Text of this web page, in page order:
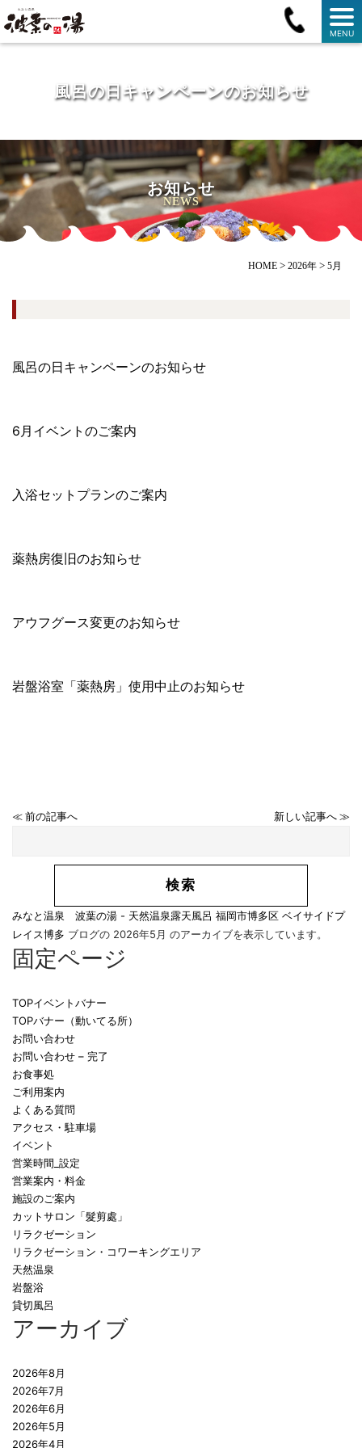
MENU
風呂の日キャンペーンのお知らせ
お知らせ
NEWS
HOME > 2026年 > 5月
風呂の日キャンペーンのお知らせ
6月イベントのご案内
入浴セットプランのご案内
薬熱房復旧のお知らせ
アウフグース変更のお知らせ
岩盤浴室「薬熱房」使用中止のお知らせ
≪ 前の記事へ 新しい記事へ ≫
みなと温泉 波葉の湯 - 天然温泉露天風呂 福岡市博多区 ベイサイドプ
レイス博多 ブログの 2026年5月 のアーカイブを表示しています。
固定ページ
TOPイベントバナー
TOPバナー（動いてる所）
お問い合わせ
お問い合わせ – 完了
お食事処
ご利用案内
よくある質問
アクセス・駐車場
イベント
営業時間_設定
営業案内・料金
施設のご案内
カットサロン「髮剪處」
リラクゼーション
リラクゼーション・コワーキングエリア
天然温泉
岩盤浴
貸切風呂
アーカイブ
2026年8月
2026年7月
2026年6月
2026年5月
2026年4月